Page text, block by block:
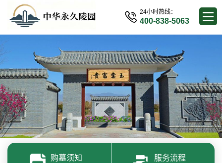
24小时热线：
400-838-5063
购墓须知 服务流程